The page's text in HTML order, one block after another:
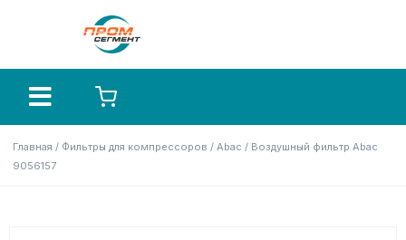
Главная / Фильтры для компрессоров / Abac / Воздушный фильтр Abac
9056157